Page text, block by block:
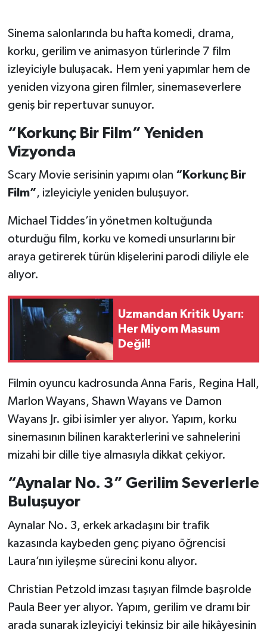
Sinema salonlarında bu hafta komedi, drama,
korku, gerilim ve animasyon türlerinde 7 film
izleyiciyle buluşacak. Hem yeni yapımlar hem de
yeniden vizyona giren filmler, sinemaseverlere
geniş bir repertuvar sunuyor.
“Korkunç Bir Film” Yeniden
Vizyonda
Scary Movie serisinin yapımı olan “Korkunç Bir
Film”, izleyiciyle yeniden buluşuyor.
Michael Tiddes’in yönetmen koltuğunda
oturduğu film, korku ve komedi unsurlarını bir
araya getirerek türün klişelerini parodi diliyle ele
alıyor.
Uzmandan Kritik Uyarı:
Her Miyom Masum
Değil!
Filmin oyuncu kadrosunda Anna Faris, Regina Hall,
Marlon Wayans, Shawn Wayans ve Damon
Wayans Jr. gibi isimler yer alıyor. Yapım, korku
sinemasının bilinen karakterlerini ve sahnelerini
mizahi bir dille tiye almasıyla dikkat çekiyor.
“Aynalar No. 3” Gerilim Severlerle
Buluşuyor
Aynalar No. 3, erkek arkadaşını bir trafik
kazasında kaybeden genç piyano öğrencisi
Laura’nın iyileşme sürecini konu alıyor.
Christian Petzold imzası taşıyan filmde başrolde
Paula Beer yer alıyor. Yapım, gerilim ve dramı bir
arada sunarak izleyiciyi tekinsiz bir aile hikâyesinin
Siyaset
Sokak Hayvanlarını Sahiplendirme
Vasıta